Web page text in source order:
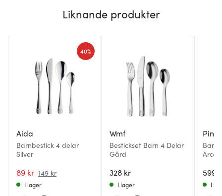
Liknande produkter
Aida
Barnbestick 4 delar
Silver
89 kr 149 kr
40%
I lager
Wmf
Bestickset Barn 4 Delar
Gård
328 kr
I lager
Arca
599
I